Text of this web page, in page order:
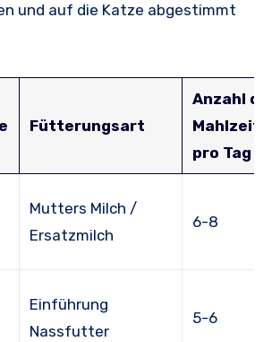
und auf die Katze abgestimmt
Fütterungsart
Anzahl
pro Tag
Mutters Milch /
Ersatzmilch
6-8
Einführung
Nassfutter
5-6